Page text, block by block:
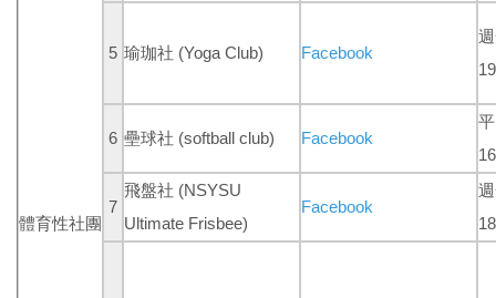
體育性社團
5 瑜珈社 (Yoga Club) Facebook
6 壘球社 (softball club) Facebook
7
飛盤社 (NSYSU
Ultimate Frisbee)
Facebook